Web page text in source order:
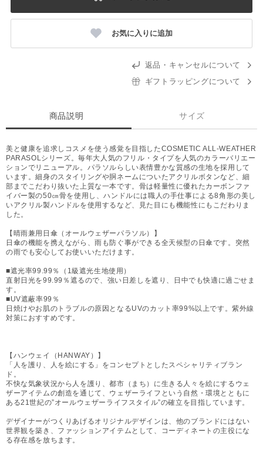
お気に入りに追加
返品・キャンセルについて
ギフトラッピングについて
商品説明 サイズ
美と健康を追求しコスメを使う感覚を目指したCOSMETIC ALL-WEATHER
PARASOLシリーズ。毎年大人気のフリル・タイプを人気のカラーバリエー
ションでリニューアル。パラソルらしい表情豊かな質感の生地を採用して
います。細身のスタイリングや胴ネームについたアクリルボタンなど、細
部までこだわり抜いた上質な一本です。骨は軽量性に優れたカーボンファ
イバー製の50㎝骨を使用し、ハンドルには職人の手仕事による8角形の美し
いアクリル製ハンドルを使用するなど、見た目にも機能性にもこだわりま
した。
【晴雨兼用日傘（オールウェザーパラソル）】
日傘の機能を携えながら、雨も防ぐ事ができる全天候型の日傘です。突然
の雨でも安心してお使いいただけます。
■遮光率99.99％（1級遮光生地使用）
直射日光を99.99％遮るので、強い日差しを遮り、日中でも快適に過ごせま
す。
■UV遮蔽率99％
日焼けやお肌のトラブルの原因となるUVのカット率99%以上です。紫外線
対策におすすめです。
【ハンウェイ（HANWAY）】
「人を護り、人を絵にする」をコンセプトとしたスペシャリティブラン
ド。
不快な気象状況から人を護り、都市（まち）に生きる人々を絵にするウェ
ザーアイテムの創造を通じて、ウェザーライフという自然・環境とともに
ある21世紀の”オールウェザーライフスタイル”の確立を目指しています。
デザイナーがつくりあげるオリジナルデザインは、他のブランドにはない
世界観を築き、ファッションアイテムとして、コーディネートの主役にな
る存在感を放ちます。